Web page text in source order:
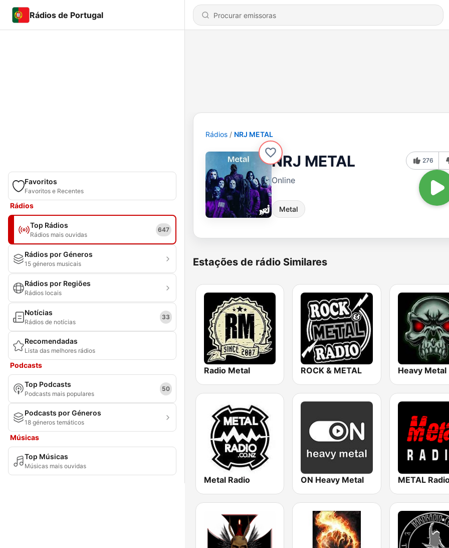
Rádios de Portugal
Favoritos
Favoritos e Recentes
Rádios
Top Rádios
Rádios mais ouvidas
647
Rádios por Géneros
15 géneros musicais
Rádios por Regiões
Rádios locais
Notícias
Rádios de notícias
33
Recomendadas
Lista das melhores rádios
Podcasts
Top Podcasts
Podcasts mais populares
50
Podcasts por Géneros
18 géneros temáticos
Músicas
Top Músicas
Músicas mais ouvidas
Rádios NRJ METAL
NRJ METAL
Online
Metal
276
Estações de rádio Similares
Radio Metal ROCK & METAL
Metal Radio ON Heavy Metal METAL